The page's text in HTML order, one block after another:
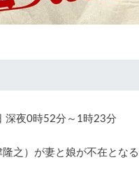
深夜0時52分～1時23分
）が妻と娘が不在とな